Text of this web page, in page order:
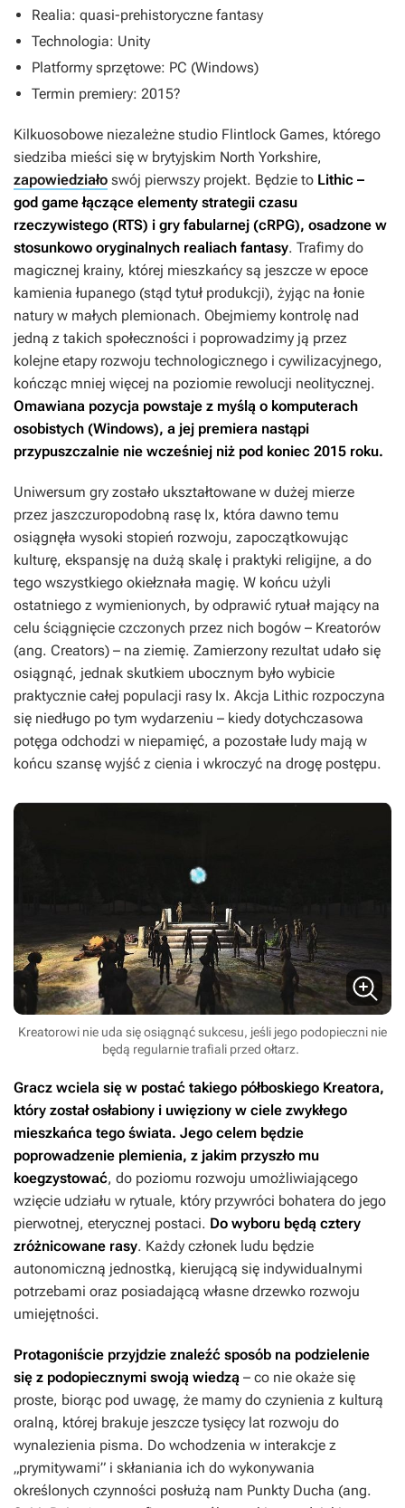
Realia: quasi-prehistoryczne fantasy
Technologia: Unity
Platformy sprzętowe: PC (Windows)
Termin premiery: 2015?
Kilkuosobowe niezależne studio Flintlock Games, którego
siedziba mieści się w brytyjskim North Yorkshire,
zapowiedziało swój pierwszy projekt. Będzie to Lithic –
god game łączące elementy strategii czasu
rzeczywistego (RTS) i gry fabularnej (cRPG), osadzone w
stosunkowo oryginalnych realiach fantasy. Trafimy do
magicznej krainy, której mieszkańcy są jeszcze w epoce
kamienia łupanego (stąd tytuł produkcji), żyjąc na łonie
natury w małych plemionach. Obejmiemy kontrolę nad
jedną z takich społeczności i poprowadzimy ją przez
kolejne etapy rozwoju technologicznego i cywilizacyjnego,
kończąc mniej więcej na poziomie rewolucji neolitycznej.
Omawiana pozycja powstaje z myślą o komputerach
osobistych (Windows), a jej premiera nastąpi
przypuszczalnie nie wcześniej niż pod koniec 2015 roku.
Uniwersum gry zostało ukształtowane w dużej mierze
przez jaszczuropodobną rasę Ix, która dawno temu
osiągnęła wysoki stopień rozwoju, zapoczątkowując
kulturę, ekspansję na dużą skalę i praktyki religijne, a do
tego wszystkiego okiełznała magię. W końcu użyli
ostatniego z wymienionych, by odprawić rytuał mający na
celu ściągnięcie czczonych przez nich bogów – Kreatorów
(ang. Creators) – na ziemię. Zamierzony rezultat udało się
osiągnąć, jednak skutkiem ubocznym było wybicie
praktycznie całej populacji rasy Ix. Akcja Lithic rozpoczyna
się niedługo po tym wydarzeniu – kiedy dotychczasowa
potęga odchodzi w niepamięć, a pozostałe ludy mają w
końcu szansę wyjść z cienia i wkroczyć na drogę postępu.
Kreatorowi nie uda się osiągnąć sukcesu, jeśli jego podopieczni nie
będą regularnie trafiali przed ołtarz.
Gracz wciela się w postać takiego półboskiego Kreatora,
który został osłabiony i uwięziony w ciele zwykłego
mieszkańca tego świata. Jego celem będzie
poprowadzenie plemienia, z jakim przyszło mu
koegzystować, do poziomu rozwoju umożliwiającego
wzięcie udziału w rytuale, który przywróci bohatera do jego
pierwotnej, eterycznej postaci. Do wyboru będą cztery
zróżnicowane rasy. Każdy członek ludu będzie
autonomiczną jednostką, kierującą się indywidualnymi
potrzebami oraz posiadającą własne drzewko rozwoju
umiejętności.
Protagoniście przyjdzie znaleźć sposób na podzielenie
się z podopiecznymi swoją wiedzą – co nie okaże się
proste, biorąc pod uwagę, że mamy do czynienia z kulturą
oralną, której brakuje jeszcze tysięcy lat rozwoju do
wynalezienia pisma. Do wchodzenia w interakcje z
„prymitywami” i skłaniania ich do wykonywania
określonych czynności posłużą nam Punkty Ducha (ang.